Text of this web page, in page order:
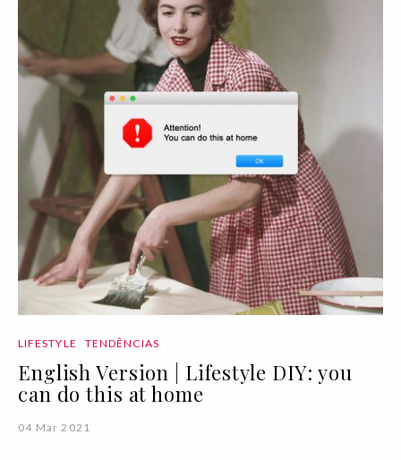
LIFESTYLE TENDÊNCIAS
English Version | Lifestyle DIY: you
can do this at home
04 Mar 2021